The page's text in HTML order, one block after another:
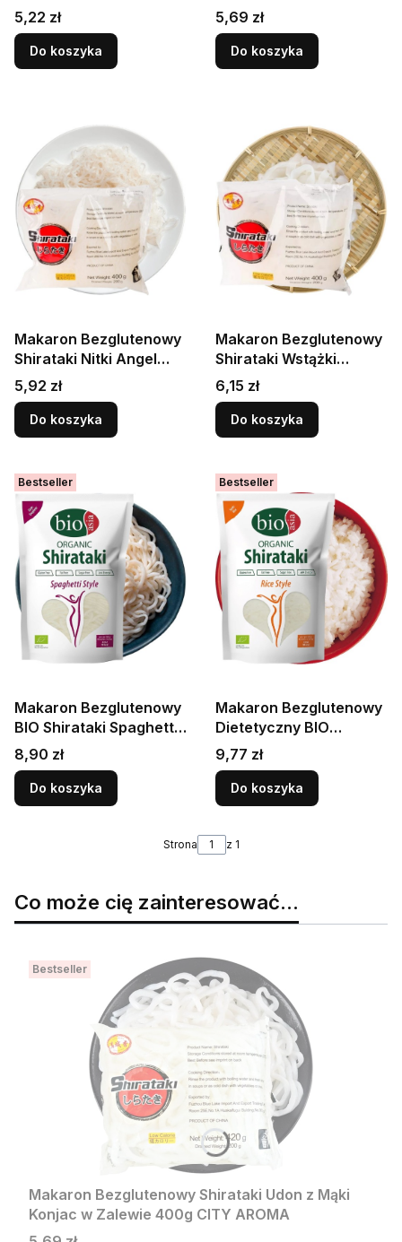
Mąki Konjac w Zalewie
320g CITY AROMA
Cena
5,22 zł
Do koszyka
Konjac w Zalewie 400g
CITY AROMA
Cena
5,69 zł
Do koszyka
Makaron Bezglutenowy
Shirataki Nitki Angel
Hair z Mąki Konjac w
Zalewie 400g CITY
AROMA
Cena
5,92 zł
Do koszyka
Makaron Bezglutenowy
Shirataki Wstążki
Fettuccine z Mąki
Konjac w Zalewie 400g
CITY AROMA
Cena
6,15 zł
Do koszyka
Bestseller
Makaron Bezglutenowy
BIO Shirataki Spaghetti
z Mąki Konjac w Zalewie
270g BIOASIA
Cena
8,90 zł
Do koszyka
Bestseller
Makaron Bezglutenowy
Dietetyczny BIO
Shirataki z Konjac Bez
Kalorii 270g BIOASIA
Cena
9,77 zł
Do koszyka
Strona z 1
Co może cię zainteresować...
Bestseller
Makaron Bezglutenowy Shirataki Udon z Mąki
Konjac w Zalewie 400g CITY AROMA